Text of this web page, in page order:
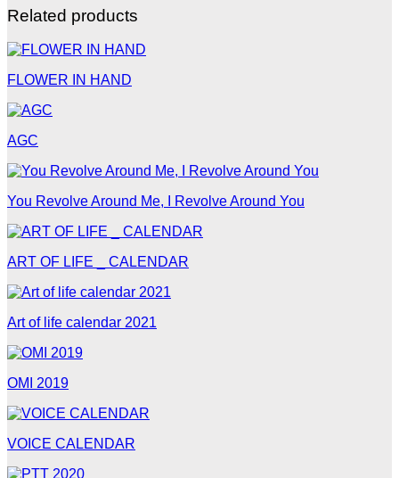
Related products
FLOWER IN HAND
AGC
You Revolve Around Me, I Revolve Around You
ART OF LIFE _ CALENDAR
Art of life calendar 2021
OMI 2019
VOICE CALENDAR